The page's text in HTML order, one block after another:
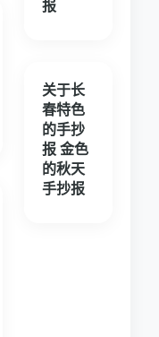
报
关于长
春特色
的手抄
报 金色
的秋天
手抄报